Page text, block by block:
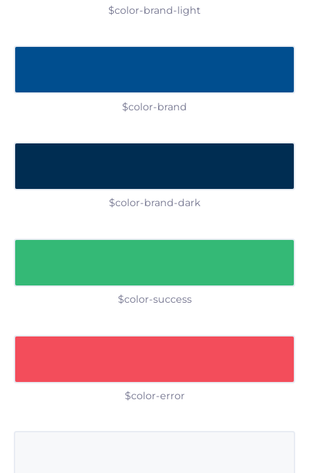
$color-brand-light
$color-brand
$color-brand-dark
$color-success
$color-error